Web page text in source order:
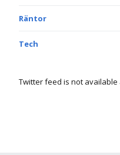
Räntor
Tech
Twitter feed is not available